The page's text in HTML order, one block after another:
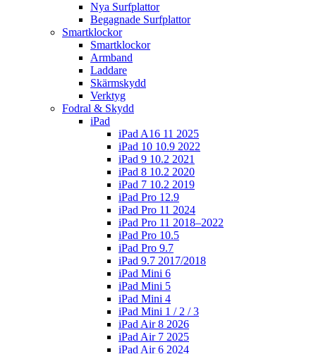
Nya Surfplattor
Begagnade Surfplattor
Smartklockor
Smartklockor
Armband
Laddare
Skärmskydd
Verktyg
Fodral & Skydd
iPad
iPad A16 11 2025
iPad 10 10.9 2022
iPad 9 10.2 2021
iPad 8 10.2 2020
iPad 7 10.2 2019
iPad Pro 12.9
iPad Pro 11 2024
iPad Pro 11 2018–2022
iPad Pro 10.5
iPad Pro 9.7
iPad 9.7 2017/2018
iPad Mini 6
iPad Mini 5
iPad Mini 4
iPad Mini 1 / 2 / 3
iPad Air 8 2026
iPad Air 7 2025
iPad Air 6 2024